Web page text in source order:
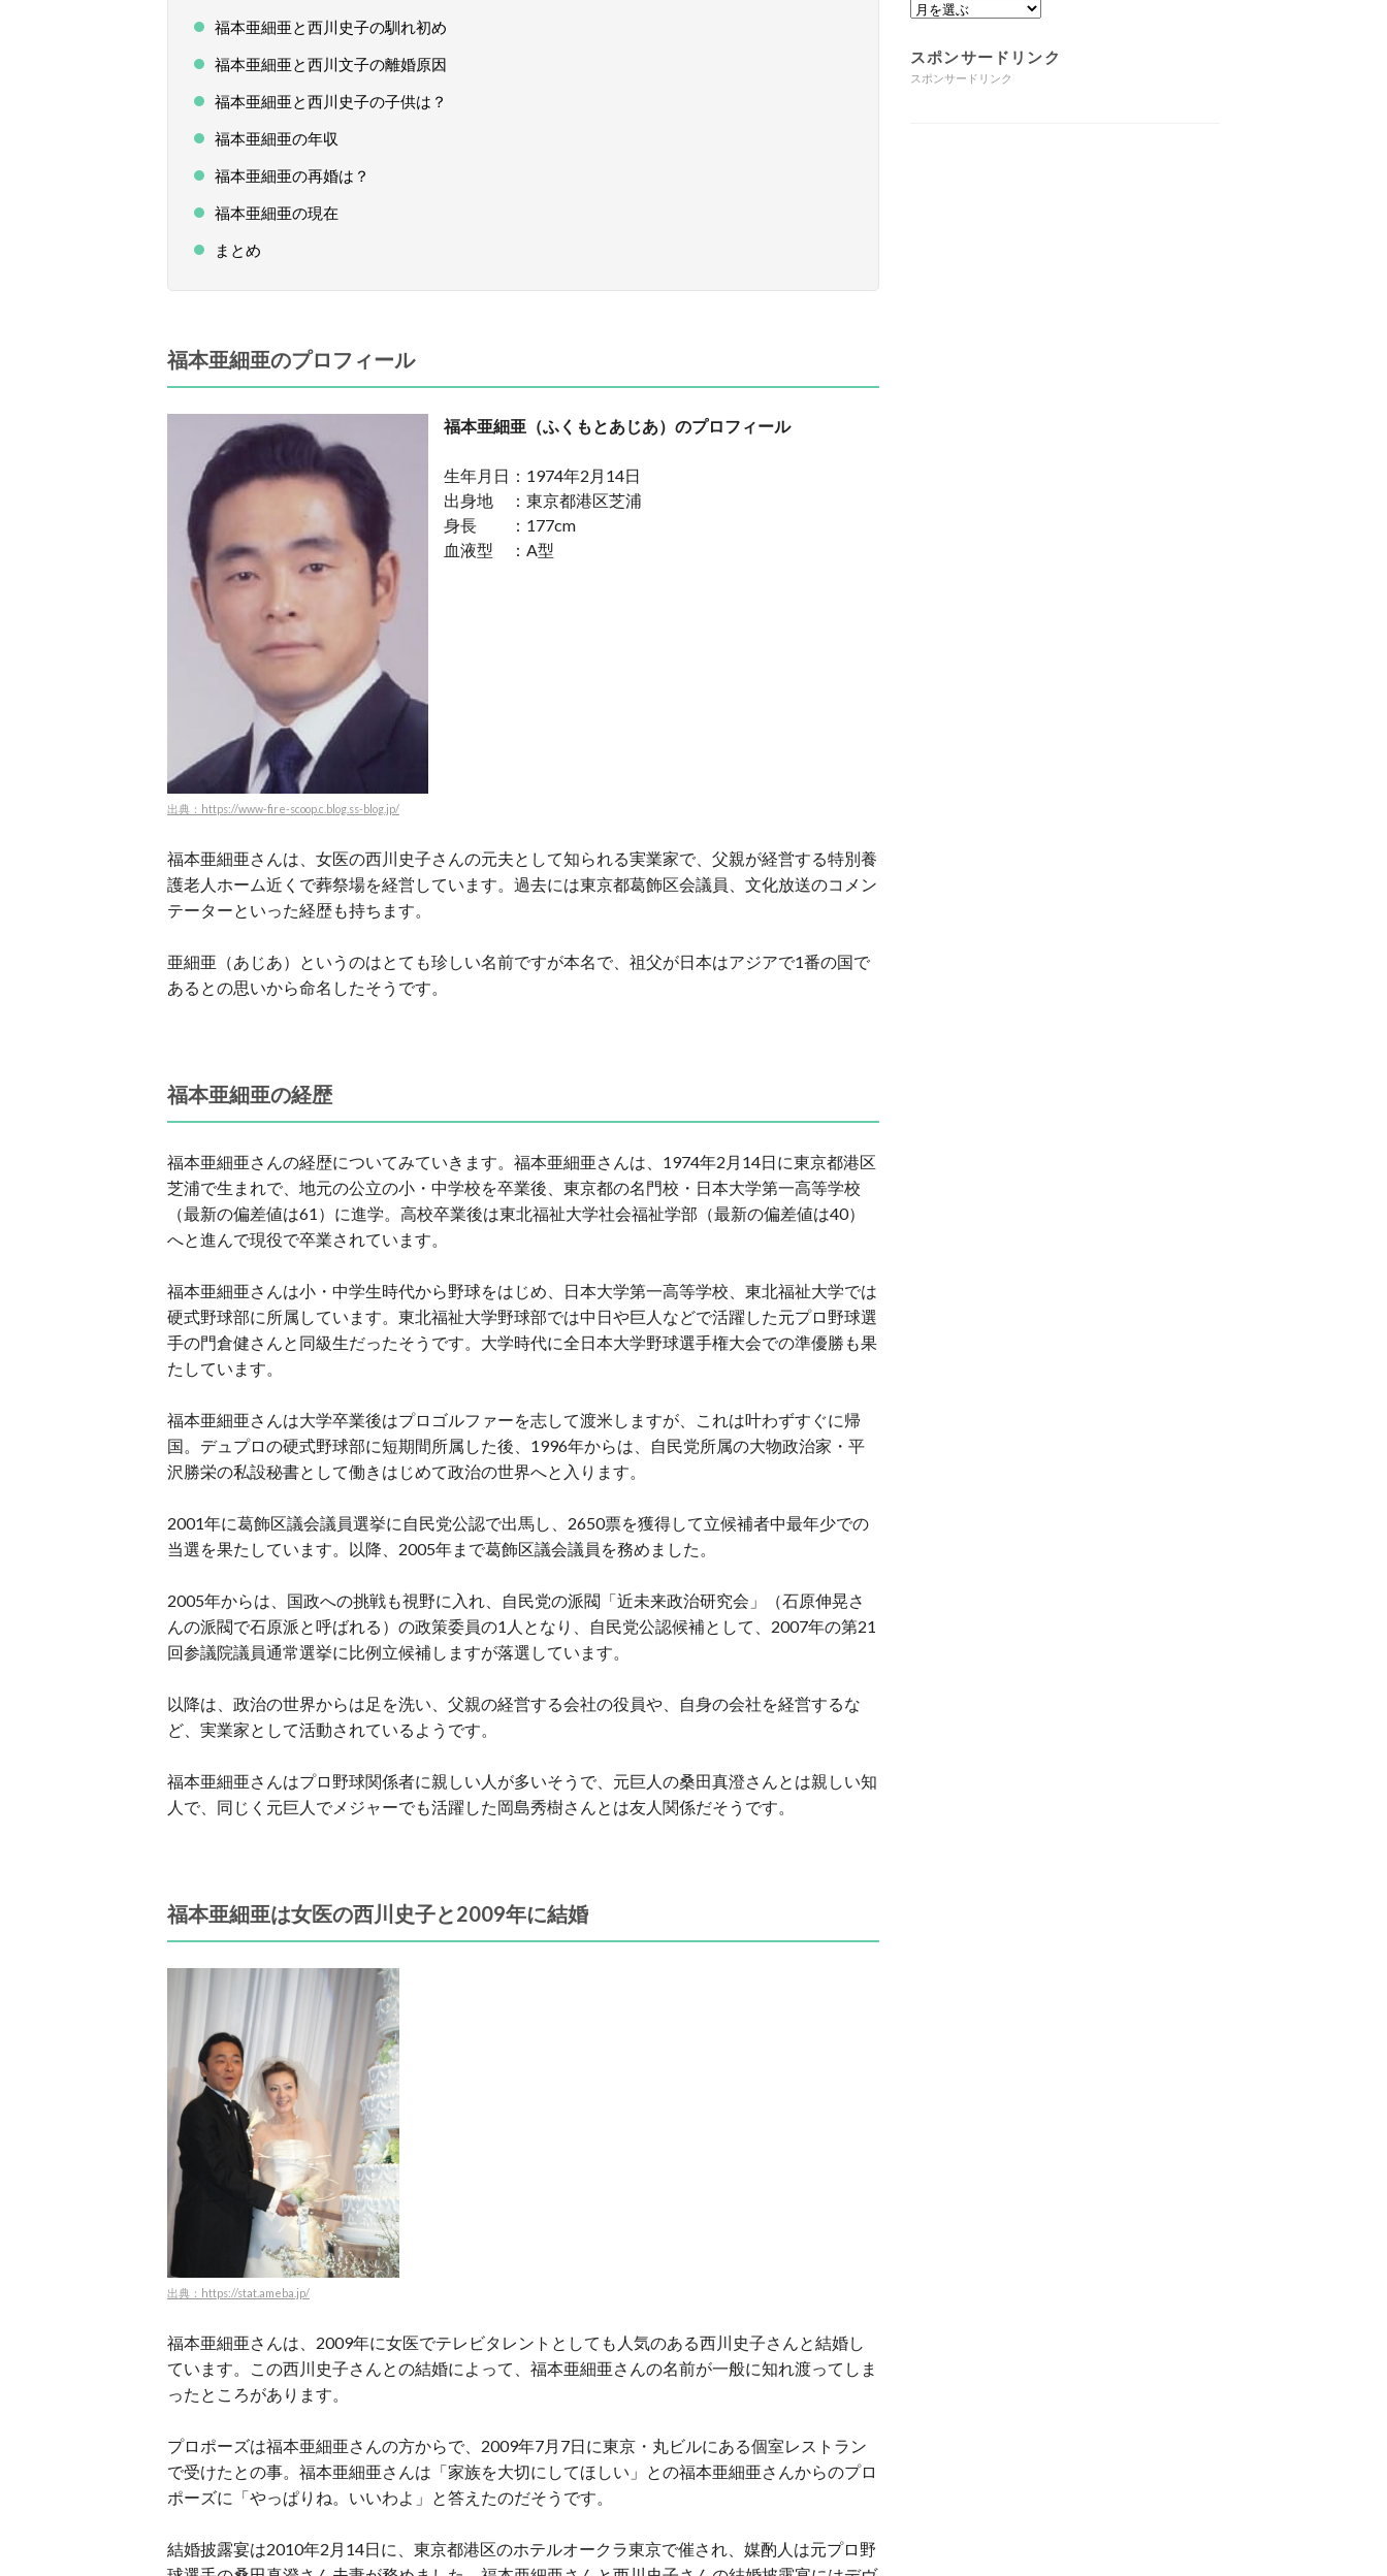
福本亜細亜と西川史子の馴れ初め
福本亜細亜と西川文子の離婚原因
福本亜細亜と西川史子の子供は？
福本亜細亜の年収
福本亜細亜の再婚は？
福本亜細亜の現在
まとめ
福本亜細亜のプロフィール
出典：https://www-fire-scoop.c.blog.ss-blog.jp/
福本亜細亜（ふくもとあじあ）のプロフィール
生年月日：1974年2月14日
出身地 ：東京都港区芝浦
身長 ：177cm
血液型 ：A型
福本亜細亜さんは、女医の西川史子さんの元夫として知られる実業家で、父親が経営する特別養
護老人ホーム近くで葬祭場を経営しています。過去には東京都葛飾区会議員、文化放送のコメン
テーターといった経歴も持ちます。
亜細亜（あじあ）というのはとても珍しい名前ですが本名で、祖父が日本はアジアで1番の国で
あるとの思いから命名したそうです。
福本亜細亜の経歴
福本亜細亜さんの経歴についてみていきます。福本亜細亜さんは、1974年2月14日に東京都港区
芝浦で生まれで、地元の公立の小・中学校を卒業後、東京都の名門校・日本大学第一高等学校
（最新の偏差値は61）に進学。高校卒業後は東北福祉大学社会福祉学部（最新の偏差値は40）
へと進んで現役で卒業されています。
福本亜細亜さんは小・中学生時代から野球をはじめ、日本大学第一高等学校、東北福祉大学では
硬式野球部に所属しています。東北福祉大学野球部では中日や巨人などで活躍した元プロ野球選
手の門倉健さんと同級生だったそうです。大学時代に全日本大学野球選手権大会での準優勝も果
たしています。
福本亜細亜さんは大学卒業後はプロゴルファーを志して渡米しますが、これは叶わずすぐに帰
国。デュプロの硬式野球部に短期間所属した後、1996年からは、自民党所属の大物政治家・平
沢勝栄の私設秘書として働きはじめて政治の世界へと入ります。
2001年に葛飾区議会議員選挙に自民党公認で出馬し、2650票を獲得して立候補者中最年少での
当選を果たしています。以降、2005年まで葛飾区議会議員を務めました。
2005年からは、国政への挑戦も視野に入れ、自民党の派閥「近未来政治研究会」（石原伸晃さ
んの派閥で石原派と呼ばれる）の政策委員の1人となり、自民党公認候補として、2007年の第21
回参議院議員通常選挙に比例立候補しますが落選しています。
以降は、政治の世界からは足を洗い、父親の経営する会社の役員や、自身の会社を経営するな
ど、実業家として活動されているようです。
福本亜細亜さんはプロ野球関係者に親しい人が多いそうで、元巨人の桑田真澄さんとは親しい知
人で、同じく元巨人でメジャーでも活躍した岡島秀樹さんとは友人関係だそうです。
福本亜細亜は女医の西川史子と2009年に結婚
出典：https://stat.ameba.jp/
福本亜細亜さんは、2009年に女医でテレビタレントとしても人気のある西川史子さんと結婚し
ています。この西川史子さんとの結婚によって、福本亜細亜さんの名前が一般に知れ渡ってしま
ったところがあります。
プロポーズは福本亜細亜さんの方からで、2009年7月7日に東京・丸ビルにある個室レストラン
で受けたとの事。福本亜細亜さんは「家族を大切にしてほしい」との福本亜細亜さんからのプロ
ポーズに「やっぱりね。いいわよ」と答えたのだそうです。
結婚披露宴は2010年2月14日に、東京都港区のホテルオークラ東京で催され、媒酌人は元プロ野
スポンサードリンク
スポンサードリンク